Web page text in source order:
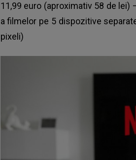
11,99 euro (aproximativ 58 de
a filmelor pe 5 dispozitive
pixeli)